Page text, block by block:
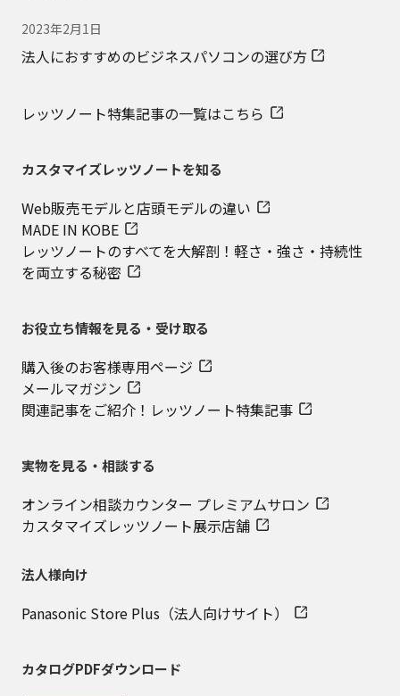
2023年2月1日
法人におすすめのビジネスパソコンの選び方
レッツノート特集記事の一覧はこちら
カスタマイズレッツノートを知る
Web販売モデルと店頭モデルの違い
MADE IN KOBE
レッツノートのすべてを大解剖！軽さ・強さ・持続性
を両立する秘密
お役立ち情報を見る・受け取る
購入後のお客様専用ページ
メールマガジン
関連記事をご紹介！レッツノート特集記事
実物を見る・相談する
オンライン相談カウンター プレミアムサロン
カスタマイズレッツノート展示店舗
法人様向け
Panasonic Store Plus（法人向けサイト）
カタログPDFダウンロード